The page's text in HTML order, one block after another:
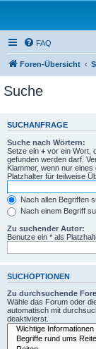
FAQ
Foren-Übersicht
Suche
SUCHANFRAGE
Suche nach Wörtern:
Setze ein + vor ein Wort,
gefunden werden darf.
Klammer, wenn nur
Platzhalter für teilweise
Nach allen Begriffen
Nach einem Begriff
Zu suchender Autor:
Benutze ein * als
SUCHOPTIONEN
Zu durchsuchende
Wähle das Forum oder
automatisch mit
deaktivierst.